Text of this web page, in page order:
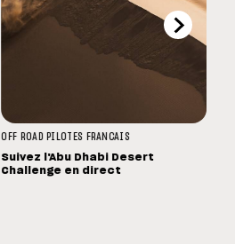
OFF ROAD PILOTES FRANCAIS
Suivez l'Abu Dhabi Desert
Challenge en direct